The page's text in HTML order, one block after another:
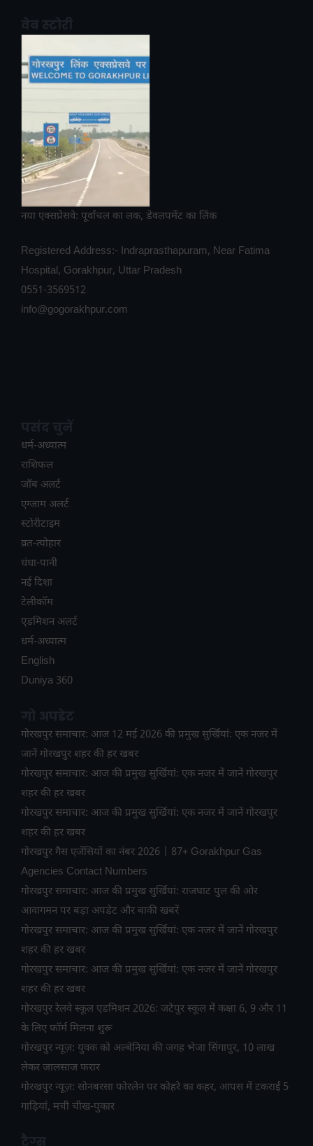
नया एक्सप्रेसवे: पूर्वांचल का लक, डेवलपमेंट का लिंक
Registered Address:- Indraprasthapuram, Near Fatima
Hospital, Gorakhpur, Uttar Pradesh
0551-3569512
info@gogorakhpur.com
धर्म-अध्यात्म
राशिफल
जॉब अलर्ट
एग्जाम अलर्ट
स्टोरीटाइम
व्रत-त्योहार
धंधा-पानी
नई दिशा
टेलीकॉम
ए​डमिशन अलर्ट
धर्म-अध्यात्म
English
Duniya 360
गोरखपुर समाचार: आज 12 मई 2026 की प्रमुख सुर्खियां: एक नजर में
जानें गोरखपुर शहर की हर खबर
गोरखपुर समाचार: आज की प्रमुख सुर्खियां: एक नजर में जानें गोरखपुर
शहर की हर खबर
गोरखपुर समाचार: आज की प्रमुख सुर्खियां: एक नजर में जानें गोरखपुर
शहर की हर खबर
गोरखपुर गैस एजेंसियों का नंबर 2026 | 87+ Gorakhpur Gas
Agencies Contact Numbers
गोरखपुर समाचार: आज की प्रमुख सुर्खियां: राजघाट पुल की ओर
आवागमन पर बड़ा अपडेट और बाकी खबरें
गोरखपुर समाचार: आज की प्रमुख सुर्खियां: एक नजर में जानें गोरखपुर
शहर की हर खबर
गोरखपुर समाचार: आज की प्रमुख सुर्खियां: एक नजर में जानें गोरखपुर
शहर की हर खबर
गोरखपुर रेलवे स्कूल एडमिशन 2026: जटेपुर स्कूल में कक्षा 6, 9 और 11
के लिए फॉर्म मिलना शुरू
गोरखपुर न्यूज़: युवक को अल्बेनिया की जगह भेजा सिंगापुर, 10 लाख
लेकर जालसाज फरार
गोरखपुर न्यूज़: सोनबरसा फोरलेन पर कोहरे का कहर, आपस में टकराईं 5
गाड़ियां, मची चीख-पुकार